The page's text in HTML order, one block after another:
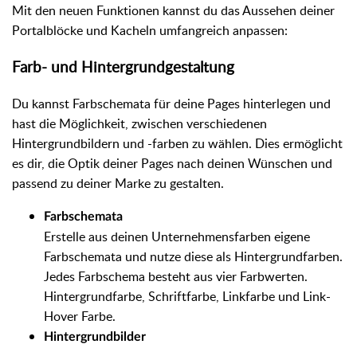
Mit den neuen Funktionen kannst du das Aussehen deiner
Portalblöcke und Kacheln umfangreich anpassen:
Farb- und Hintergrundgestaltung
Du kannst Farbschemata für deine Pages hinterlegen und
hast die Möglichkeit, zwischen verschiedenen
Hintergrundbildern und -farben zu wählen. Dies ermöglicht
es dir, die Optik deiner Pages nach deinen Wünschen und
passend zu deiner Marke zu gestalten.
Farbschemata
Erstelle aus deinen Unternehmensfarben eigene
Farbschemata und nutze diese als Hintergrundfarben.
Jedes Farbschema besteht aus vier Farbwerten.
Hintergrundfarbe, Schriftfarbe, Linkfarbe und Link-
Hover Farbe.
Hintergrundbilder